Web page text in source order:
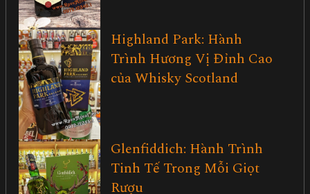
Highland Park: Hành
Trình Hương Vị Đỉnh Cao
của Whisky Scotland
Glenfiddich: Hành Trình
Tinh Tế Trong Mỗi Giọt
Rượu